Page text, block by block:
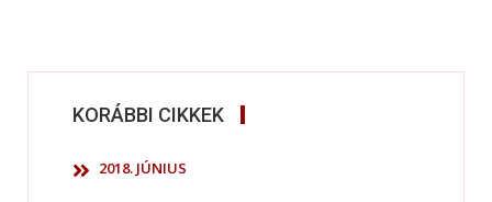
KORÁBBI CIKKEK
2018. JÚNIUS